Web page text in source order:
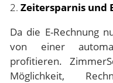
2. Zeitersparnis und
Da die E-Rechnung
von einer
profitieren.
Möglichkeit,